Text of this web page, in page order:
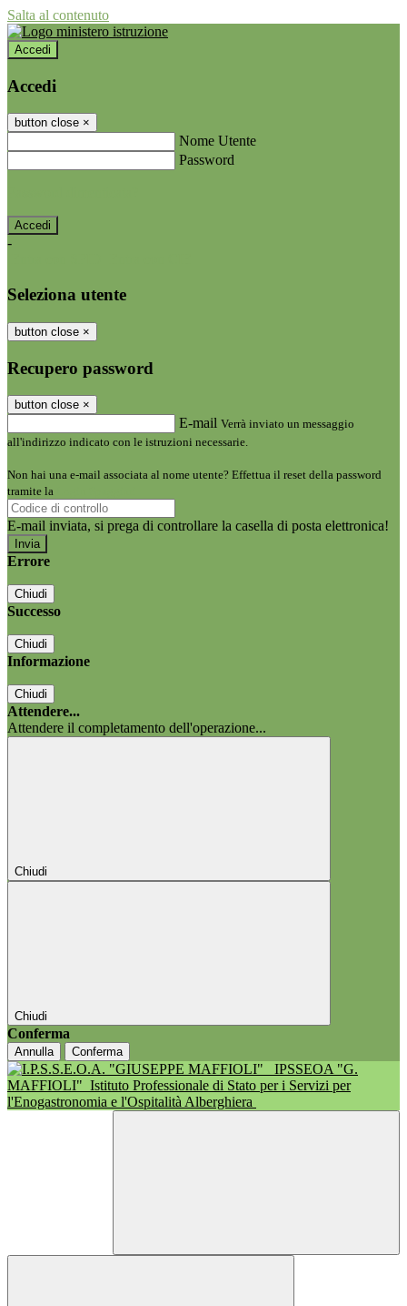
Salta al contenuto
Accedi
Accedi
button close ×
Nome Utente
Password
-
Seleziona utente
button close ×
Recupero password
button close ×
E-mail Verrà inviato un messaggio
all'indirizzo indicato con le istruzioni necessarie.
Non hai una e-mail associata al nome utente? Effettua il reset della password
tramite la
E-mail inviata, si prega di controllare la casella di posta elettronica!
Errore
Chiudi
Successo
Chiudi
Informazione
Chiudi
Attendere...
Attendere il completamento dell'operazione...
Chiudi
Chiudi
Conferma
Annulla Conferma
IPSSEOA "G.
MAFFIOLI" Istituto Professionale di Stato per i Servizi per
l'Enogastronomia e l'Ospitalità Alberghiera